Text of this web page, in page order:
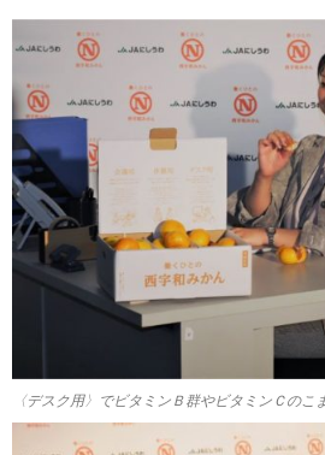
〈デスク用〉でビタミンＢ群やビタミンＣのこ